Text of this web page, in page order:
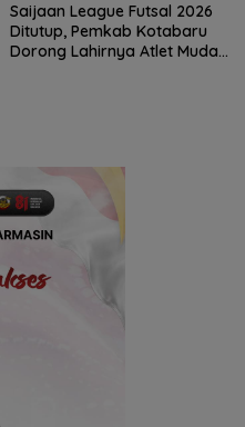
Saijaan League Futsal 2026
Ditutup, Pemkab Kotabaru
Dorong Lahirnya Atlet Muda